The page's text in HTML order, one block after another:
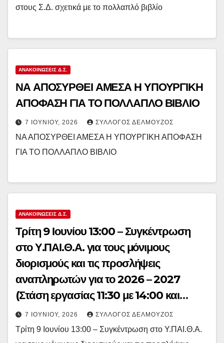
στους Σ.Δ. σχετικά με το πολλαπλό βιβλίο
ΑΝΑΚΟΙΝΏΣΕΙΣ Δ.Σ.
ΝΑ ΑΠΟΣΥΡΘΕΙ ΑΜΕΣΑ Η ΥΠΟΥΡΓΙΚΗ
ΑΠΟΦΑΣΗ ΓΙΑ ΤΟ ΠΟΛΛΑΠΛΟ ΒΙΒΛΙΟ
7 ΙΟΥΝΊΟΥ, 2026 ΣΎΛΛΟΓΟΣ ΔΕΛΜΟΎΖΟΣ
ΝΑ ΑΠΟΣΥΡΘΕΙ ΑΜΕΣΑ Η ΥΠΟΥΡΓΙΚΗ ΑΠΟΦΑΣΗ
ΓΙΑ ΤΟ ΠΟΛΛΑΠΛΟ ΒΙΒΛΙΟ
ΑΝΑΚΟΙΝΏΣΕΙΣ Δ.Σ.
Τρίτη 9 Ιουνίου 13:00 – Συγκέντρωση
στο Υ.ΠΑΙ.Θ.Α. για τους μόνιμους
διορισμούς και τις προσλήψεις
αναπληρωτών για το 2026 – 2027
(Στάση εργασίας 11:30 με 14:00 και
14:00 με 17:30
7 ΙΟΥΝΊΟΥ, 2026 ΣΎΛΛΟΓΟΣ ΔΕΛΜΟΎΖΟΣ
Τρίτη 9 Ιουνίου 13:00 – Συγκέντρωση στο Υ.ΠΑΙ.Θ.Α.